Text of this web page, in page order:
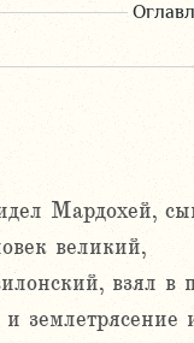
Мардохей,
великий,
взял в
землетрясение